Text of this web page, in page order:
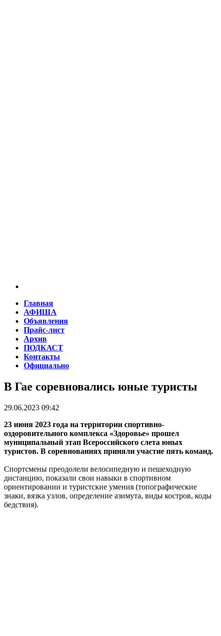
Главная
АФИША
Объявления
Прайс-лист
Архив
ПОДКАСТ
Контакты
Официально
В Гае соревновались юные туристы
29.06.2023 09:42
23 июня 2023 года на территории спортивно-
оздоровительного комплекса «Здоровье» прошел
муниципальный этап Всероссийского слета юных
туристов. В соревнованиях приняли участие пять команд.
Спортсмены преодолели велосипедную и пешеходную
дистанцию, показали свои навыки в спортивном
ориентировании и туристские умения (топографические
знаки, вязка узлов, определение азимута, виды костров, коды
бедствия).